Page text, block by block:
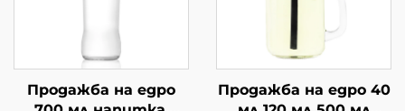
Продажба на едро
Продажба на едро 40